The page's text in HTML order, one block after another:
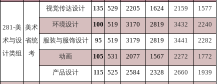
281-美
术与设
计类组
美术
省统
考
视觉传达设计 135 529 2205 1624 2159 1577
环境设计 100 519 3170 2819 3432 2240
服装与服饰设计 95 519 3179 2819 3441 2282
动画 105 531 2077 1567 2272 1772
产品设计 115 525 2584 2328 2660 1939